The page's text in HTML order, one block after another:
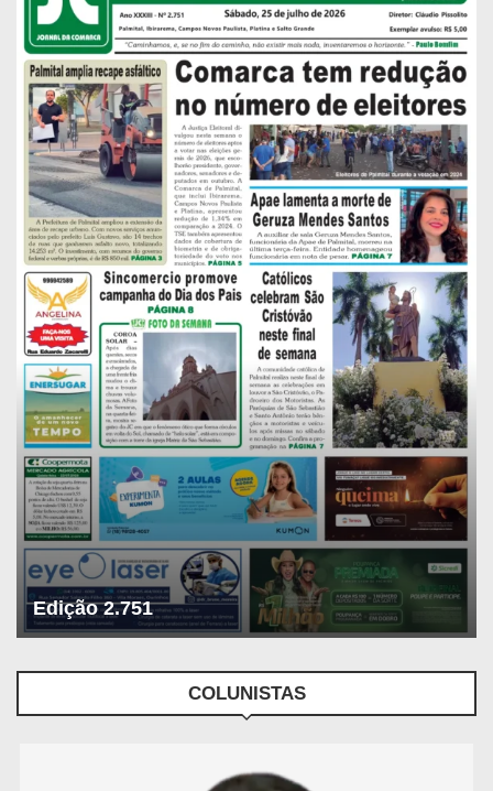
Edição 2.751
COLUNISTAS